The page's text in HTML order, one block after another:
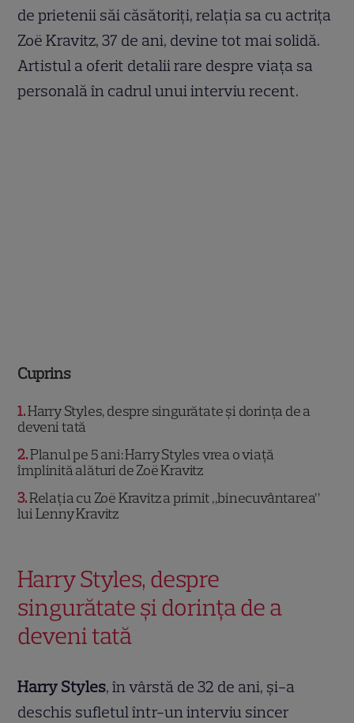
de prietenii săi căsătoriți, relația sa cu actrița
Zoë Kravitz, 37 de ani, devine tot mai solidă.
Artistul a oferit detalii rare despre viața sa
personală în cadrul unui interviu recent.
Cuprins
1 Harry Styles, despre singurătate și dorința de a
deveni tată
2 Planul pe 5 ani: Harry Styles vrea o viață
împlinită alături de Zoë Kravitz
3 Relația cu Zoë Kravitz a primit „binecuvântarea”
lui Lenny Kravitz
Harry Styles, despre
singurătate și dorința de a
deveni tată
Harry Styles, în vârstă de 32 de ani, și-a
deschis sufletul într-un interviu sincer